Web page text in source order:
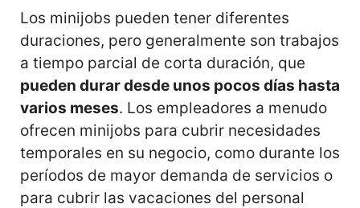
Los minijobs pueden tener diferentes
duraciones, pero generalmente son trabajos
a tiempo parcial de corta duración, que
pueden durar desde unos pocos días hasta
varios meses. Los empleadores a menudo
ofrecen minijobs para cubrir necesidades
temporales en su negocio, como durante los
períodos de mayor demanda de servicios o
para cubrir las vacaciones del personal